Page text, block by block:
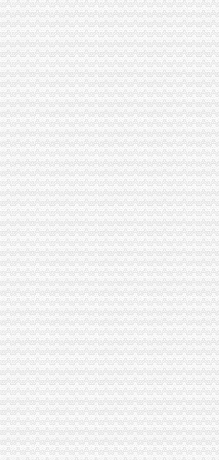
开县局明确“七个必须”重庆分公司注销扎实开展“红盾护民生”执法百日攻坚行动
渝中局重庆分公司注销发挥职能作用帮助企业办理动产押登记融资3亿元
北碚局重庆税务注销多措并举助推微型企业发展
全市重庆分公司注销掀起地理标志申报注册新高潮
市重庆公司注销消处到渝中区检查限塑工作及诚信市场创建活动开展况
秀山局重庆税务注销三项措施积做好户籍制度改革宣工作
涪陵局立足“六个联系”重庆公司注销扎实开展“一讲二评三公示”活动
工商干校多措并举确保微型企业创业培训取得成效
工商干校组织召开全市重庆分公司注销微型企业创业培训教师及班主任联席会议
市重庆公司注销局举行2010年退役士招录
监察室支部激励纪检监察干部争当“五型”重庆税务注销干部
外资处支部召开民主生活会扎实推进“一讲二评三公示”重庆公司注销活动
市重庆代办公司局外资处制定工作规则规范外资登记窗口工作行为
巫溪局完善“三个机制”重庆代办公司提升宣工作水平
开县局“四个一”重庆营业执照注销推进房地产中介市场秩序整工作
云局重庆营业执照注销四轮驱动力促商标品牌发展助农户万元增收
北碚区出台三条新政大力加商标品牌建设
江北区区长何贵对江北局重庆税务注销信息专报作出批示
九龙坡局重庆分公司注销采取三项措施化电子商务监管
丰都局创新“五学”重庆代办公司模式深入开展创先争优活动